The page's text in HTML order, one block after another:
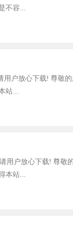
不容...
户放心下载! 尊敬
站...
用户放心下载! 尊敬
本站...